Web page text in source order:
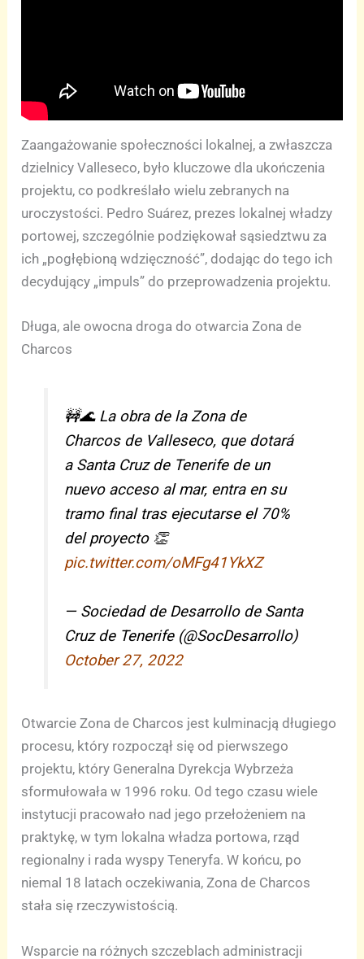
Zaangażowanie społeczności lokalnej, a zwłaszcza
dzielnicy Valleseco, było kluczowe dla ukończenia
projektu, co podkreślało wielu zebranych na
uroczystości. Pedro Suárez, prezes lokalnej władzy
portowej, szczególnie podziękował sąsiedztwu za
ich „pogłębioną wdzięczność”, dodając do tego ich
decydujący „impuls” do przeprowadzenia projektu.
Długa, ale owocna droga do otwarcia Zona de
Charcos
🚧🌊 La obra de la Zona de
Charcos de Valleseco, que dotará
a Santa Cruz de Tenerife de un
nuevo acceso al mar, entra en su
tramo final tras ejecutarse el 70%
del proyecto 👏
pic.twitter.com/oMFg41YkXZ
— Sociedad de Desarrollo de Santa
Cruz de Tenerife (@SocDesarrollo)
October 27, 2022
Otwarcie Zona de Charcos jest kulminacją długiego
procesu, który rozpoczął się od pierwszego
projektu, który Generalna Dyrekcja Wybrzeża
sformułowała w 1996 roku. Od tego czasu wiele
instytucji pracowało nad jego przełożeniem na
praktykę, w tym lokalna władza portowa, rząd
regionalny i rada wyspy Teneryfa. W końcu, po
niemal 18 latach oczekiwania, Zona de Charcos
stała się rzeczywistością.
Wsparcie na różnych szczeblach administracji